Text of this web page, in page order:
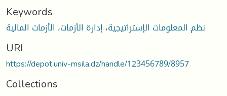
Keywords
نظم المعلومات الإستراتيجية، إدارة الأزمات، الأزمات المالية.
URI
https://depot.univ-msila.dz/handle/123456789/8957
Collections